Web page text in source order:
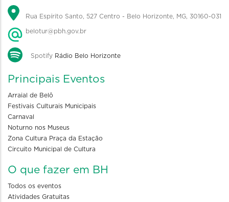
Rua Espírito Santo, 527 Centro - Belo Horizonte, MG, 30160-031
belotur@pbh.gov.br
Spotify Rádio Belo Horizonte
Principais Eventos
Arraial de Belô
Festivais Culturais Municipais
Carnaval
Noturno nos Museus
Zona Cultura Praça da Estação
Circuito Municipal de Cultura
O que fazer em BH
Todos os eventos
Atividades Gratuitas